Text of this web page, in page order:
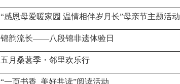
“感恩母爱暖家园 温情相伴岁月长”母亲节主题活动
锦韵流长——八段锦非遗体验日
五月桑葚季 ・ 邻里欢乐行
“一页书香 美好共读”阅读活动